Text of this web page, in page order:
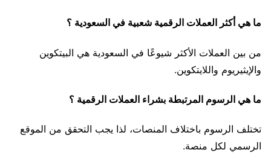
ما هي أكثر العملات الرقمية شعبية في السعودية ؟
من بين العملات الأكثر شيوعًا في السعودية هي البيتكوين
والإيثيريوم واللايتكوين.
ما هي الرسوم المرتبطة بشراء العملات الرقمية ؟
تختلف الرسوم باختلاف المنصات، لذا يجب التحقق من الموقع
الرسمي لكل منصة.